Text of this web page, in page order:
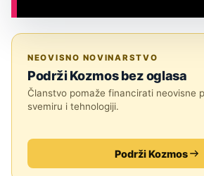
NEOVISNO NOVINARSTVO
Podrži Kozmos bez oglasa
Članstvo pomaže financirati neovisne
svemiru i tehnologiji.
Podrži Kozmos